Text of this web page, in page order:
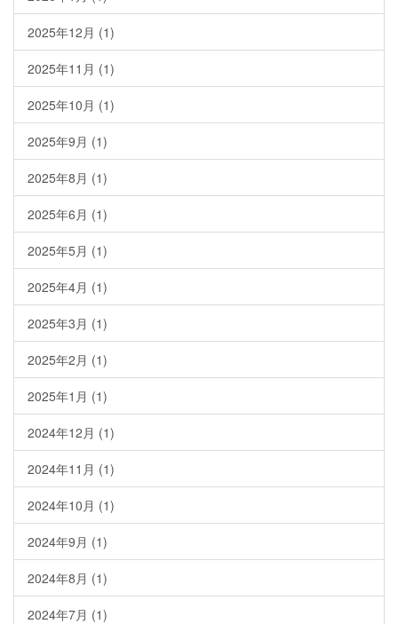
2025年12月 (1)
2025年11月 (1)
2025年10月 (1)
2025年9月 (1)
2025年8月 (1)
2025年6月 (1)
2025年5月 (1)
2025年4月 (1)
2025年3月 (1)
2025年2月 (1)
2025年1月 (1)
2024年12月 (1)
2024年11月 (1)
2024年10月 (1)
2024年9月 (1)
2024年8月 (1)
2024年7月 (1)